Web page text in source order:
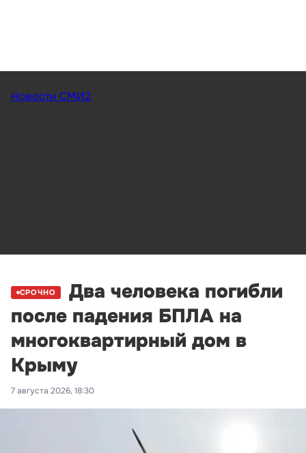
Новости СМИ2
СРОЧНО
Два человека погибли
после падения БПЛА на
многоквартирный дом в
Крыму
7 августа 2026, 18:30